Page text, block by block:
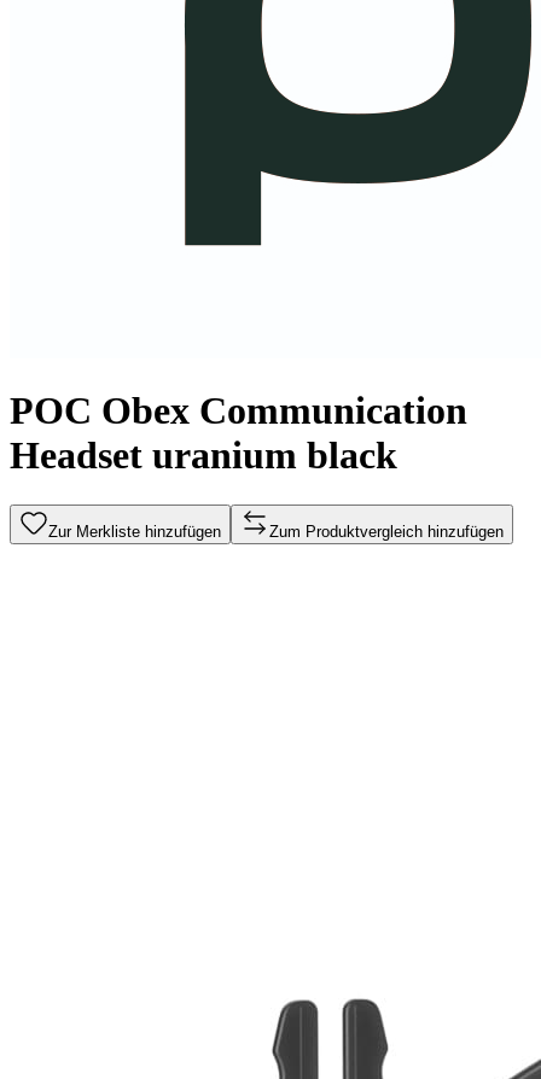
POC Obex Communication
Headset uranium black
Zur Merkliste hinzufügen Zum Produktvergleich hinzufügen